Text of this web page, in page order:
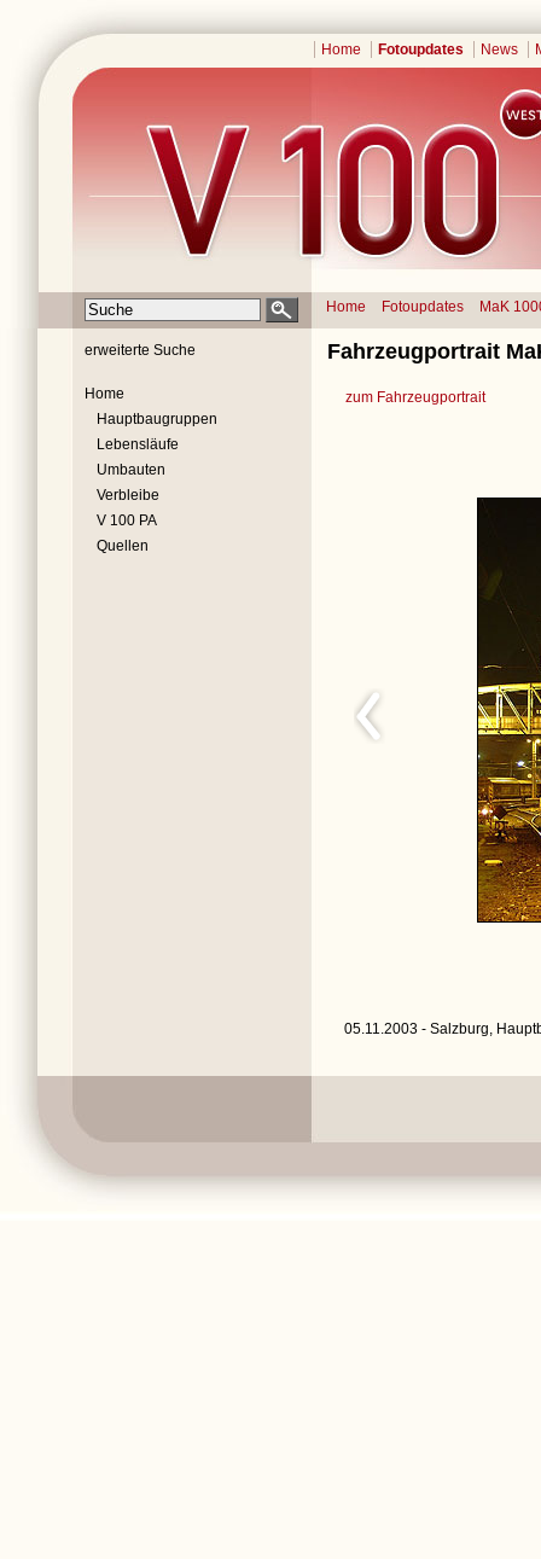
Home Fotoupdates News
Home Fotoupdates MaK
erweiterte Suche
Home
Hauptbaugruppen
Lebensläufe
Umbauten
Verbleibe
V 100 PA
Quellen
Fahrzeugportrait
zum Fahrzeugportrait
05.11.2003 - Salzburg,